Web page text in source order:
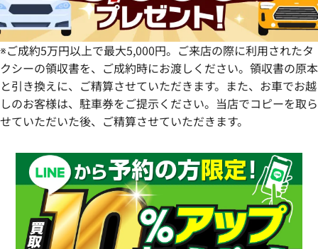
※ご成約5万円以上で最大5,000円。ご来店の際に利用されたタ
クシーの領収書を、ご成約時にお渡しください。領収書の原本
と引き換えに、ご精算させていただきます。また、お車でお越
しのお客様は、駐車券をご提示ください。当店でコピーを取ら
せていただいた後、ご精算させていただきます。